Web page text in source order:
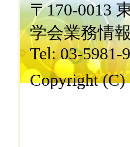
〒170-0013
学会業務情
Tel: 03-5981-
Copyright